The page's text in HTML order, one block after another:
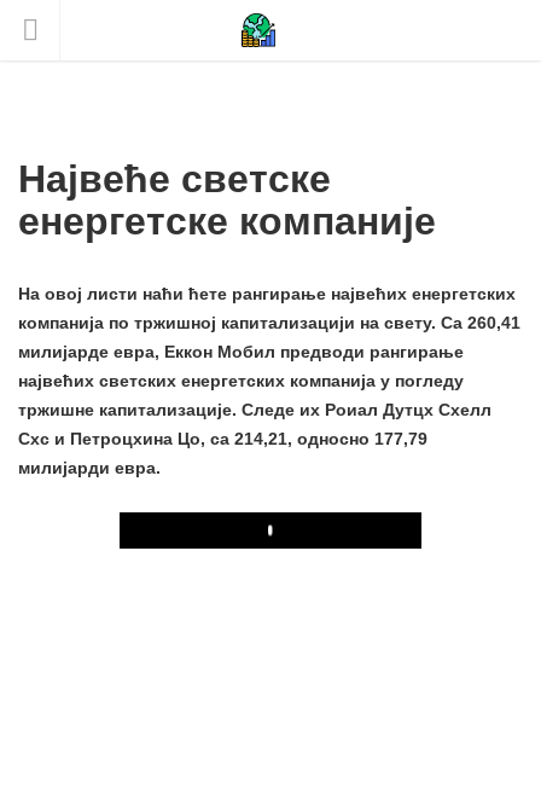
Највеће светске
енергетске компаније
На овој листи наћи ћете рангирање највећих енергетских
компанија по тржишној капитализацији на свету. Са 260,41
милијарде евра, Еккон Мобил предводи рангирање
највећих светских енергетских компанија у погледу
тржишне капитализације. Следе их Роиал Дутцх Схелл
Схс и Петроцхина Цо, са 214,21, односно 177,79
милијарди евра.
Play